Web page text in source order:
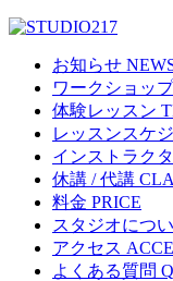
お知らせ
ワークショッ
体験レッスン
レッスンスケ
インストラク
休講 / 代講
料金 PRICE
スタジオにつ
アクセス
よくある質問